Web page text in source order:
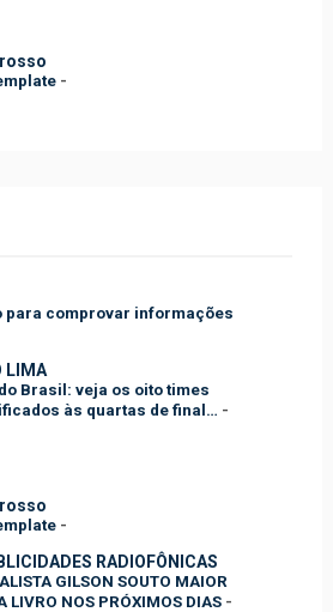
-
para comprovar informações
LIMA
Brasil: veja os oito times
às quartas de final… -
-
RADIOFÔNICAS
GILSON SOUTO MAIOR
LIVRO NOS PRÓXIMOS DIAS -